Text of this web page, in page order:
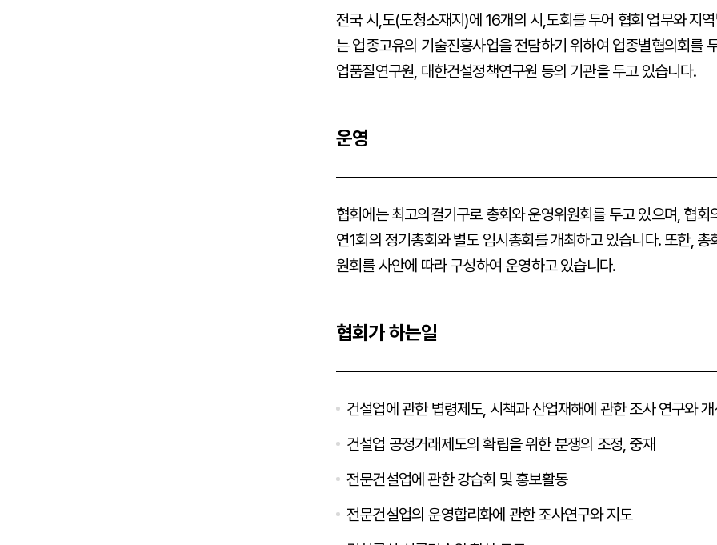
전국 시,도(도청소재지)에 16개의 시,도회를 두어 협회 업무와 지
는 업종고유의 기술진흥사업을 전담하기 위하여 업종별협의회를
업품질연구원, 대한건설정책연구원 등의 기관을 두고 있습니다.
운영
협회에는 최고의결기구로 총회와 운영위원회를 두고 있으며, 협
연1회의 정기총회와 별도 임시총회를 개최하고 있습니다. 또한,
원회를 사안에 따라 구성하여 운영하고 있습니다.
협회가 하는일
건설업에 관한 볍령제도, 시책과 산업재해에 관한 조사 연구와
건설업 공정거래제도의 확립을 위한 분쟁의 조정, 중재
전문건설업에 관한 강습회 및 홍보활동
전문건설업의 운영합리화에 관한 조사연구와 지도